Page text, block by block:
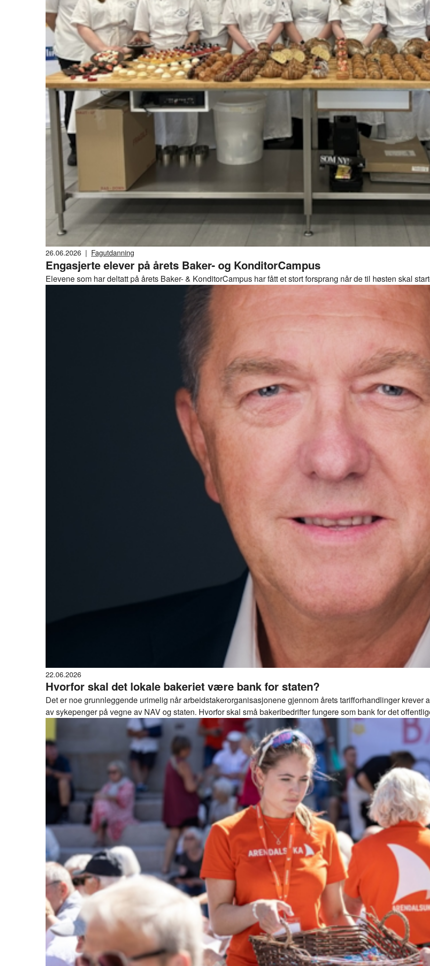
26.06.2026 | Fagutdanning
Engasjerte elever på årets Baker- og KonditorCampus
Elevene som har deltatt på årets Baker- & KonditorCampus har fått et stort forsprang når de til høsten skal
22.06.2026
Hvorfor skal det lokale bakeriet være bank for staten?
Det er noe grunnleggende urimelig når arbeidstakerorganisasjonene gjennom årets tarifforhandlinger krever
av sykepenger på vegne av NAV og staten. Hvorfor skal små bakeribedrifter fungere som bank for det